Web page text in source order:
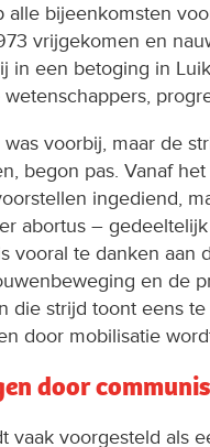
alle bijeenkomsten
vrijgekomen en
in een betoging in
was voorbij, maar de
begon pas. Vanaf
ingediend,
abortus –
vooral te danken aan
en de
die strijd toont eens
door mobilisatie
door
vaak voorgesteld als